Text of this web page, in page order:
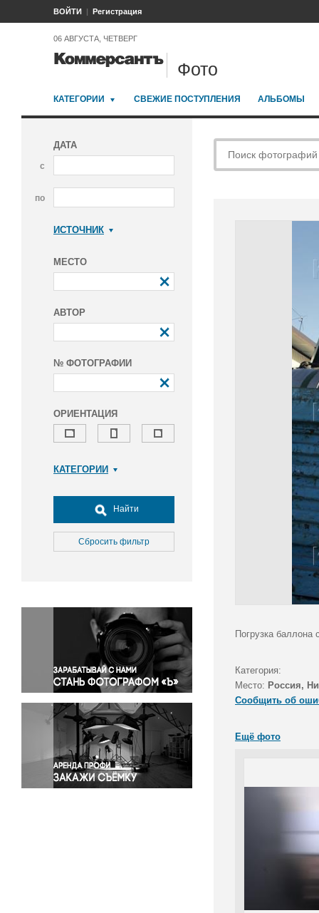
ВОЙТИ Регистрация
06 АВГУСТА, ЧЕТВЕРГ
Фото
КАТЕГОРИИ СВЕЖИЕ ПОСТУПЛЕНИЯ АЛЬБОМЫ
ДАТА
с
по
ИСТОЧНИК
МЕСТО
АВТОР
№ ФОТОГРАФИИ
ОРИЕНТАЦИЯ
КАТЕГОРИИ
Досуг, туризм и отдых
Культура
Медицина
Окружающая среда
Политика
Правосудие
Происшествия и конфликты
Религия
Светская жизнь
Спорт
Экология
Экономика и бизнес
Найти
Сбросить фильтр
Погрузка
Категория:
Место: Россия,
Сообщить об
Ещё фото